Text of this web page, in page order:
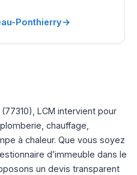
Ponthierry→
(77310), LCM intervient pour
chauffage,
à chaleur. Que vous soyez
d’immeuble dans le
un devis transparent